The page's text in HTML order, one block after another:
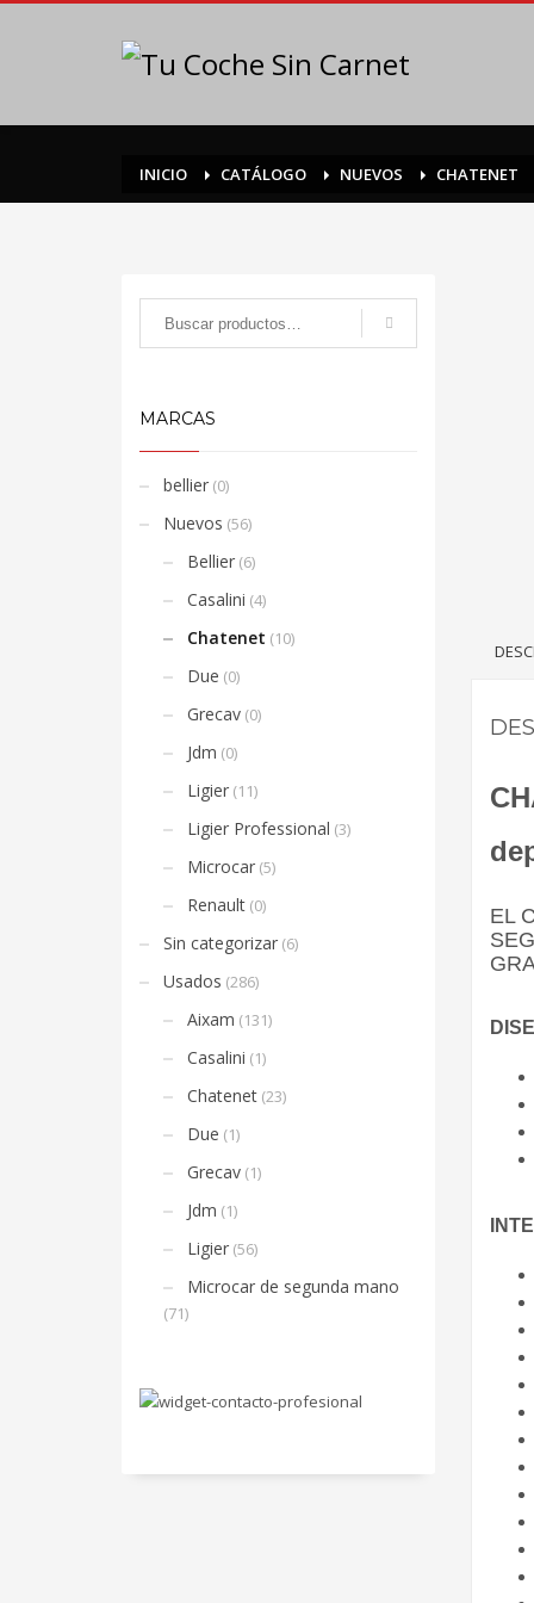
INICIO CATÁLOGO NUEVOS CHATENET
EL
MARCAS
bellier (0)
Nuevos (56)
Bellier (6)
Casalini (4)
Chatenet (10)
Due (0)
Grecav (0)
Jdm (0)
Ligier (11)
Ligier Professional (3)
Microcar (5)
Renault (0)
Sin categorizar (6)
Usados (286)
Aixam (131)
Casalini (1)
Chatenet (23)
Due (1)
Grecav (1)
Jdm (1)
Ligier (56)
Microcar de segunda mano
(71)